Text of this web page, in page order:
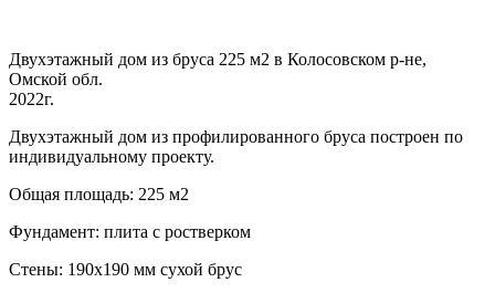
Двухэтажный дом из бруса 225 м2 в Колосовском р-не,
Омской обл.
2022г.
Двухэтажный дом из профилированного бруса построен по
индивидуальному проекту.
Общая площадь: 225 м2
Фундамент: плита с ростверком
Стены: 190х190 мм сухой брус